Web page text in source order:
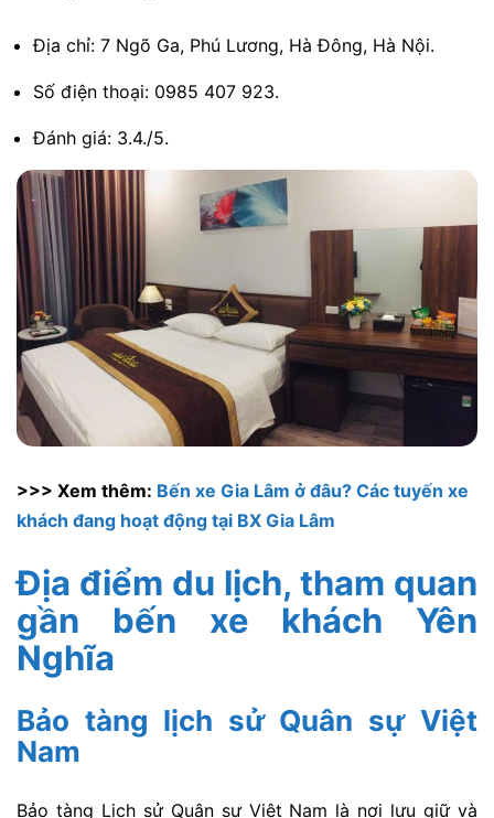
Địa chỉ: 7 Ngõ Ga, Phú Lương, Hà Đông, Hà Nội.
Số điện thoại: 0985 407 923.
Đánh giá: 3.4./5.
>>> Xem thêm: Bến xe Gia Lâm ở đâu? Các tuyến xe
khách đang hoạt động tại BX Gia Lâm
Địa điểm du lịch, tham quan
gần bến xe khách Yên
Nghĩa
Bảo tàng lịch sử Quân sự Việt
Nam
Bảo tàng Lịch sử Quân sự Việt Nam là nơi lưu giữ và